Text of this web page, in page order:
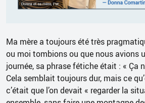
Ma mère a toujours été très
ou moi tombions ou que nous avions
journée, sa phrase fétiche était : « Ça
Cela semblait toujours dur, mais ce
c’était que l’on devait « regarder la